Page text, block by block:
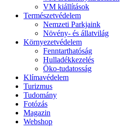
VM kiállítások
Természetvédelem
Nemzeti Parkjaink
Növény- és állatvilág
Környezetvédelem
Fenntarthatóság
Hulladékkezelés
Öko-tudatosság
Klímavédelem
Turizmus
Tudomány
Fotózás
Magazin
Webshop